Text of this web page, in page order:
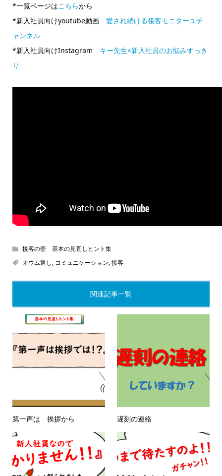
*一覧ページはこちらから
*新入社員向けyoutube動画 愛され続ける接客モニターユチ
ャンネル
*新入社員向けInstagram キー先生×新入社員のお悩みすっき
り
接客の壺 基本の見直しヒント集
オウム返し, コミュニケーション,接客
関連記事一覧
第一声は 挨拶から 遅刻の連絡